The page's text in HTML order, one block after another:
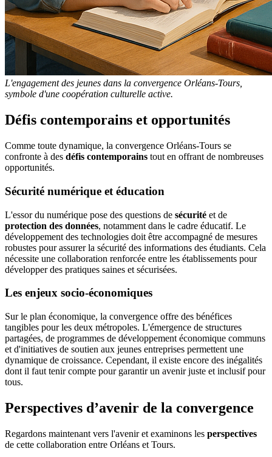
L'engagement des jeunes dans la convergence Orléans-Tours,
symbole d'une coopération culturelle active.
Défis contemporains et opportunités
Comme toute dynamique, la convergence Orléans-Tours se
confronte à des défis contemporains tout en offrant de nombreuses
opportunités.
Sécurité numérique et éducation
L'essor du numérique pose des questions de sécurité et de
protection des données, notamment dans le cadre éducatif. Le
développement des technologies doit être accompagné de mesures
robustes pour assurer la sécurité des informations des étudiants. Cela
nécessite une collaboration renforcée entre les établissements pour
développer des pratiques saines et sécurisées.
Les enjeux socio-économiques
Sur le plan économique, la convergence offre des bénéfices
tangibles pour les deux métropoles. L'émergence de structures
partagées, de programmes de développement économique communs
et d'initiatives de soutien aux jeunes entreprises permettent une
dynamique de croissance. Cependant, il existe encore des inégalités
dont il faut tenir compte pour garantir un avenir juste et inclusif pour
tous.
Perspectives d’avenir de la convergence
Regardons maintenant vers l'avenir et examinons les perspectives
de cette collaboration entre Orléans et Tours.